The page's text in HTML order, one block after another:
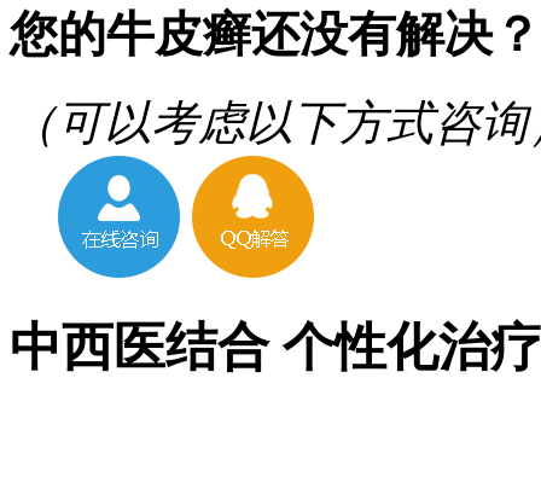
您的牛皮癣还没有解决？
（可以考虑以下方式咨询
中西医结合 个性化治